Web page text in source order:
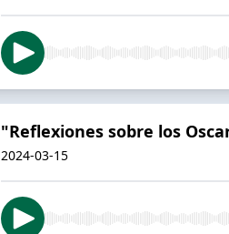
"Reflexiones sobre los
2024-03-15